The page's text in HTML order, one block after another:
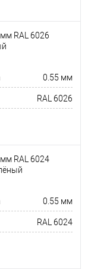
RAL 6026
0.55 мм
RAL 6026
RAL 6024
0.55 мм
RAL 6024